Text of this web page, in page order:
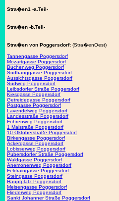
Stra�en1 -a.Teil-
Stra�en -b.Teil-
Stra�en von Poggersdorf: (Stra�enOest)
Tannengasse Poggersdorf
Mozartgasse Poggersdorf
Buchenweg Poggersdorf
Südhanggasse Poggersdorf
Aussichtsgasse Poggersdorf
Südweg Poggersdorf
Leibsdorfer Straße Poggersdorf
Kiesgasse Poggersdorf
Getreidegasse Poggersdorf
Postgasse Poggersdorf
Lavendelweg Poggersdorf
Landesstraße Poggersdorf
Föhrenweg Poggersdorf
1 Maistraße Poggersdorf
10 Oktoberstraße Poggersdorf
Birkengasse Poggersdorf
Ackergasse Poggersdorf
Lobisserweg Poggersdorf
Pubersdorfer Straße Poggersdorf
Waldgasse Poggersdorf
Anemonenweg Poggersdorf
Feldraingasse Poggersdorf
Steingasse Poggersdorf
Hauptplatz Poggersdorf
Meisengasse Poggersdorf
Fliederweg Poggersdorf
Sankt Johanner Straße Poggersdorf